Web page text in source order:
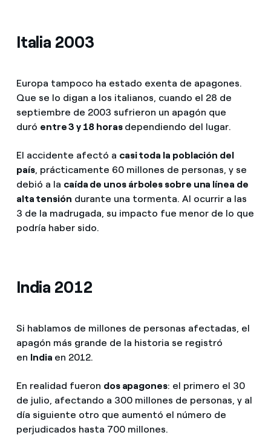
Italia 2003
Europa tampoco ha estado exenta de apagones.
Que se lo digan a los italianos, cuando el 28 de
septiembre de 2003 sufrieron un apagón que
duró entre 3 y 18 horasdependiendo del lugar.
El accidente afectó a casi toda la población del
país, prácticamente 60 millones de personas, y se
debió a la caída de unos árboles sobre una línea de
alta tensión durante una tormenta. Al ocurrir a las
3 de la madrugada, su impacto fue menor de lo que
podría haber sido.
India 2012
Si hablamos de millones de personas afectadas, el
apagón más grande de la historia se registró
en India en 2012.
En realidad fueron dos apagones: el primero el 30
de julio, afectando a 300 millones de personas, y al
día siguiente otro que aumentó el número de
perjudicados hasta 700 millones.